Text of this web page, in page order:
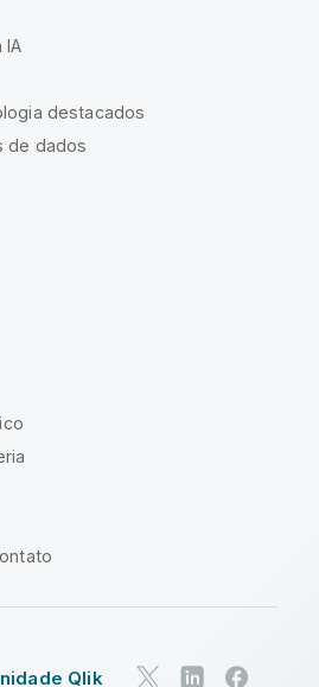
IA
destacados
de dados
Qlik